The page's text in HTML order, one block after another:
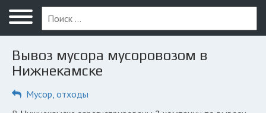
Меню
Главная
Вопрос юристу
Вывоз мусора мусоровозом в
Нижнекамске
Мусор, отходы